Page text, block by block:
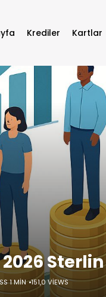
Krediler Kartlar
1 MIN 151,0 VIEWS